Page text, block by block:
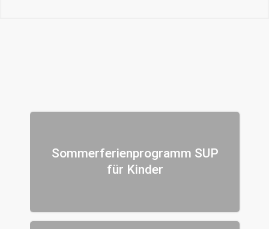
Sommerferienprogramm SUP
für Kinder